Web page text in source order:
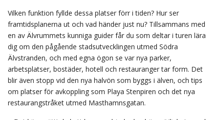
Vilken funktion fyllde dessa platser förr i tiden? Hur ser
framtidsplanerna ut och vad händer just nu? Tillsammans med
en av Älvrummets kunniga guider får du som deltar i turen lära
dig om den pågående stadsutvecklingen utmed Södra
Älvstranden, och med egna ögon se var nya parker,
arbetsplatser, bostäder, hotell och restauranger tar form. Det
blir även stopp vid den nya halvön som byggs i älven, och tips
om platser för avkoppling som Playa Stenpiren och det nya
restaurangstråket utmed Masthamnsgatan.